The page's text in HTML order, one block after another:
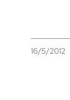
16/5/2012